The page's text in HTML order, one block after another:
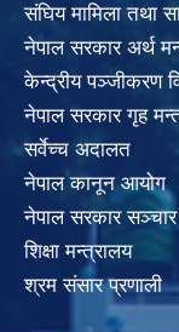
संघिय मामिला तथा
नेपाल सरकार अर्थ
केन्द्रीय पञ्जीकरण
नेपाल सरकार गृह
सर्वेच्च अदालत
नेपाल कानून आयोग
नेपाल सरकार
शिक्षा मन्त्रालय
श्रम संसार प्रणाली